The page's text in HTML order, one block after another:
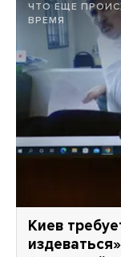
ЧТО ЕЩЕ
ВРЕМЯ
Киев